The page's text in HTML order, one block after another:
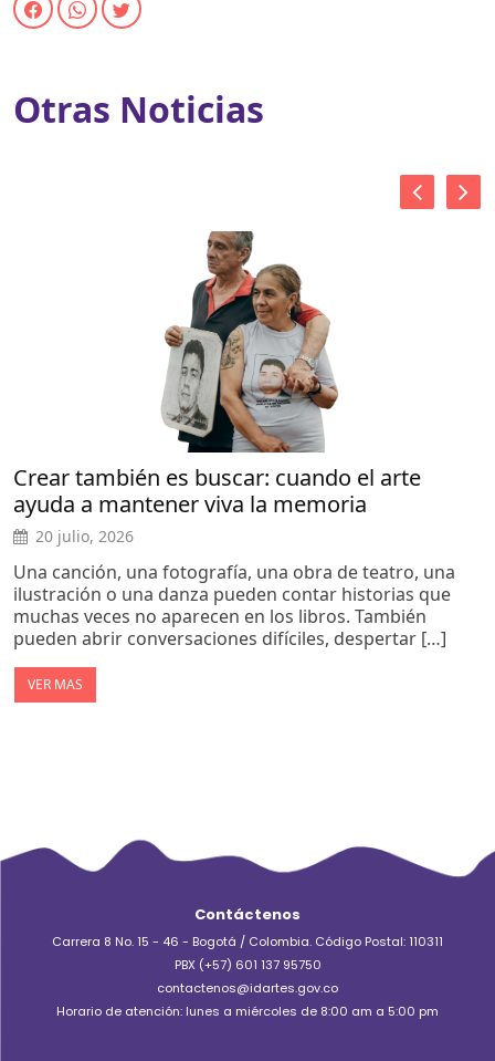
Otras Noticias
Crear también es buscar: cuando el arte
ayuda a mantener viva la memoria
20 julio, 2026
Una canción, una fotografía, una obra de teatro, una
ilustración o una danza pueden contar historias que
muchas veces no aparecen en los libros. También
pueden abrir conversaciones difíciles, despertar […]
VER MAS
Contáctenos
Carrera 8 No. 15 - 46 - Bogotá / Colombia. Código Postal: 110311
PBX (+57) 601 137 95750
contactenos@idartes.gov.co
Horario de atención: lunes a miércoles de 8:00 am a 5:00 pm